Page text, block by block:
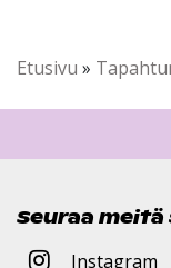
Etusivu »
Seuraa meitä
Instagram